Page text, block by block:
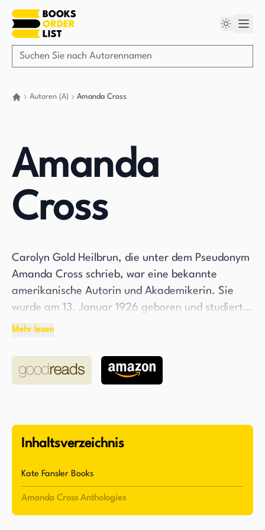
Autoren (A) Amanda Cross
Amanda
Cross
Carolyn Gold Heilbrun, die unter dem Pseudonym
Amanda Cross schrieb, war eine bekannte
amerikanische Autorin und Akademikerin. Sie
wurde am 13. Januar 1926 geboren und studierte
Englische Literatur an der Columbia University,
Doktor der Philosophie erwarb. Während ihres
Studiums an der Columbia University war
Figuren wie Clifton Fadiman inspiriert.
Columbia University, wo sie über drei
Jahrzehnte, von 1960 bis 1992, unterrichtete. Sie
war die erste stellvertretende Professorin in der
Mehr lesen
Inhaltsverzeichnis
Kate Fansler Books
Amanda Cross Anthologies